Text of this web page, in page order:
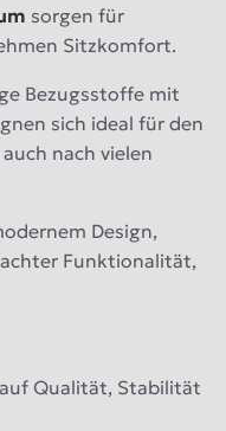
sorgen für
Sitzkomfort.
Bezugsstoffe mit
sich ideal für den
nach vielen
Design,
Funktionalität,
Qualität, Stabilität